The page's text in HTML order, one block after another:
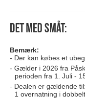
Det med småt:
Bemærk:
Der kan købes et
Gælder i 2026 fra
perioden fra 1. Juli -
Dealen er gældende til:
1 overnatning i